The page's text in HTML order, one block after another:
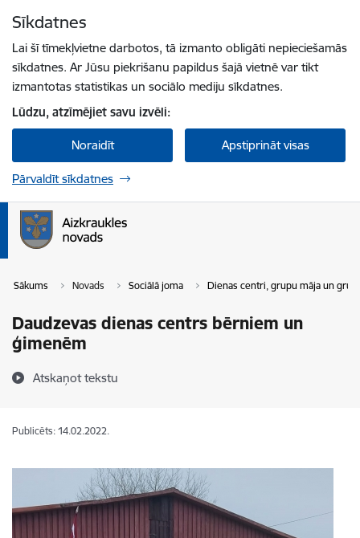
Sīkdatnes
Lai šī tīmekļvietne darbotos, tā izmanto obligāti nepieciešamās
sīkdatnes. Ar Jūsu piekrišanu papildus šajā vietnē var tikt
izmantotas statistikas un sociālo mediju sīkdatnes.
Lūdzu, atzīmējiet savu izvēli:
Noraidīt Apstiprināt visas
Pārvaldīt sīkdatnes
Sākums Novads Sociālā joma Dienas centri, grupu māja un
Daudzevas dienas centrs bērniem un
ģimenēm
Atskaņot tekstu
Publicēts: 14.02.2022.